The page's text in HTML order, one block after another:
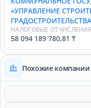
«УПРАВЛЕНИЕ
НАЛОГОВЫЕ
58 094 189 780,81 ₸
Похожие компании